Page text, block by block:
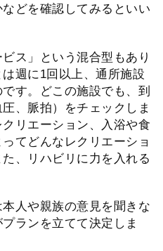
どを確認してみるといい
ス」という混合型もあり
週に1回以上、通所施設
す。どこの施設でも、到
、脈拍）をチェックしま
リエーション、入浴や食
てどんなレクリエーショ
、リハビリに力を入れる
人や親族の意見を聞きな
ランを立てて決定しま